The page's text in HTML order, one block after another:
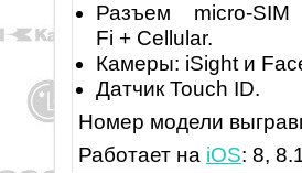
Разъем micro-
Fi + Cellular.
Камеры: iSight и
Датчик Touch ID.
Номер модели
Работает на iOS: 8,